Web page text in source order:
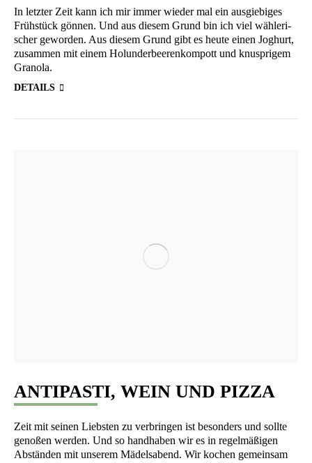
In letz­ter Zeit kann ich mir immer wie­der mal ein aus­gie­bi­ges
Früh­stück gön­nen. Und aus die­sem Grund bin ich viel wäh­le­ri­
scher gewor­den. Aus die­sem Grund gibt es heu­te einen Joghurt,
zusam­men mit einem Holun­der­bee­ren­kom­pott und knusp­ri­gem
Granola.
DETAILS
ANTIPASTI, WEIN UND PIZZA
Zeit mit sei­nen Liebs­ten zu ver­brin­gen ist beson­ders und soll­te
geno­ßen wer­den. Und so hand­ha­ben wir es in regel­mä­ßi­gen
Abstän­den mit unse­rem Mädels­abend. Wir kochen gemein­sam